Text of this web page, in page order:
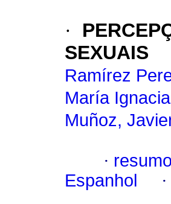
·
SEXUAIS
Ramírez
María Ignacia
Muñoz,
·
Espanhol
·